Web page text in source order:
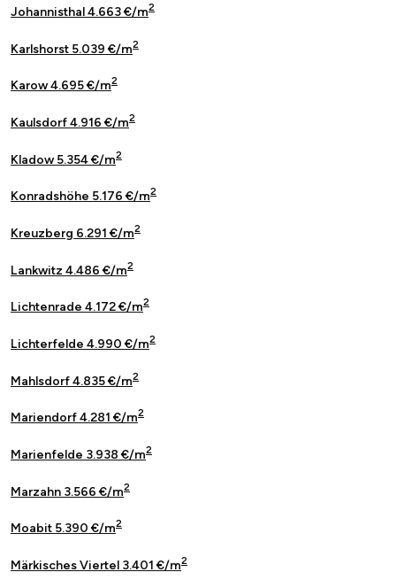
Johannisthal 4.663 €/m2
Karlshorst 5.039 €/m2
Karow 4.695 €/m2
Kaulsdorf 4.916 €/m2
Kladow 5.354 €/m2
Konradshöhe 5.176 €/m2
Kreuzberg 6.291 €/m2
Lankwitz 4.486 €/m2
Lichtenrade 4.172 €/m2
Lichterfelde 4.990 €/m2
Mahlsdorf 4.835 €/m2
Mariendorf 4.281 €/m2
Marienfelde 3.938 €/m2
Marzahn 3.566 €/m2
Moabit 5.390 €/m2
Märkisches Viertel 3.401 €/m2